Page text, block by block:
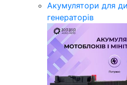
Акумулятори для
генераторів